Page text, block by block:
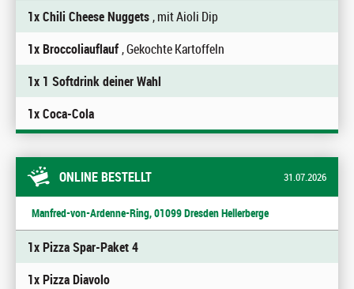
1x Chili Cheese Nuggets, mit Aioli Dip
1x Broccoliauflauf, Gekochte Kartoffeln
1x 1 Softdrink deiner Wahl
1x Coca-Cola
ONLINE BESTELLT 31.07.2026
Manfred-von-Ardenne-Ring, 01099 Dresden Hellerberge
1x Pizza Spar-Paket 4
1x Pizza Diavolo